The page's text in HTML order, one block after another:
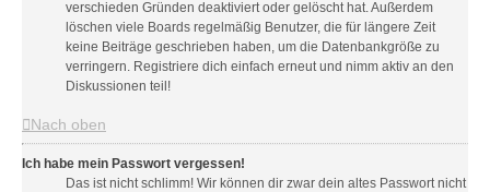
verschieden Gründen deaktiviert oder gelöscht hat. Außerdem
löschen viele Boards regelmäßig Benutzer, die für längere Zeit
keine Beiträge geschrieben haben, um die Datenbankgröße zu
verringern. Registriere dich einfach erneut und nimm aktiv an den
Diskussionen teil!
Nach oben
Ich habe mein Passwort vergessen!
Das ist nicht schlimm! Wir können dir zwar dein altes Passwort nicht